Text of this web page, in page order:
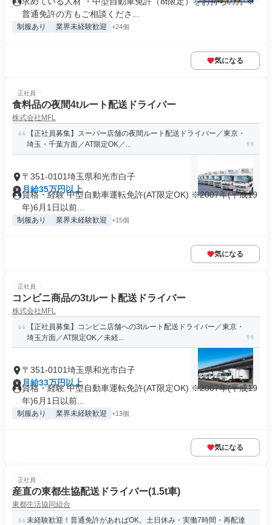
普通免許の方もご相談くださ...
制服あり 業界未経験歓迎 +24個
気になる
正社員
食料品の夜間4tルート配送ドライバー
株式会社MFL
【正社員募集】スーパー店舗の夜間ルート配送ドライバー／東京・
埼玉・千葉方面／AT限定OK／...
〒351-0101埼玉県和光市白子
月給35万円以上
資格・経験 中型自動車運転免許(AT限定OK) ※2007年(平成19
年)6月1日以前...
制服あり 業界未経験歓迎 +15個
気になる
正社員
コンビニ商品の3tルート配送ドライバー
株式会社MFL
【正社員募集】コンビニ店舗への3tルート配送ドライバー／東京・
埼玉方面／AT限定OK／未経...
〒351-0101埼玉県和光市白子
月給33万円以上
資格・経験 中型自動車運転免許(AT限定OK) ※2007年(平成19
年)6月1日以前...
制服あり 業界未経験歓迎 +13個
気になる
正社員
産直の東都生協配送ドライバー(1.5t車)
東都生活協同組合
未経験歓迎！普通免許があればOK。土日休み・実働7時間・再配達